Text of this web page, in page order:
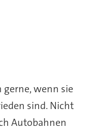
gerne, wenn sie
sind. Nicht
Autobahnen